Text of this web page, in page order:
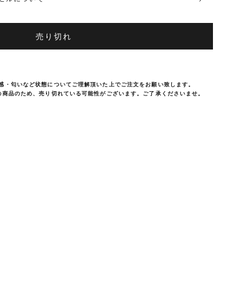
売り切れ
匂いなど状態についてご理解頂いた上でご注文をお願い致します。
品のため、売り切れている可能性がございます。ご了承くださいませ。